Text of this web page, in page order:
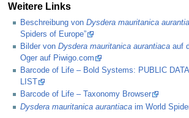
Weitere Links
Beschreibung von Dysdera mauritanica
Spiders of Europe”
Bilder von Dysdera mauritanica aurantiaca auf
Oger auf Piwigo.com
Barcode of Life – Bold Systems: PUBLIC
LIST
Barcode of Life – Taxonomy Browser
Dysdera mauritanica aurantiaca im World